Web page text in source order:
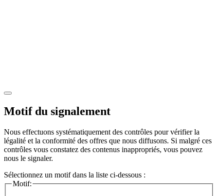
Motif du signalement
Nous effectuons systématiquement des contrôles pour vérifier la
légalité et la conformité des offres que nous diffusons. Si malgré ces
contrôles vous constatez des contenus inappropriés, vous pouvez
nous le signaler.
Sélectionnez un motif dans la liste ci-dessous :
Motif: